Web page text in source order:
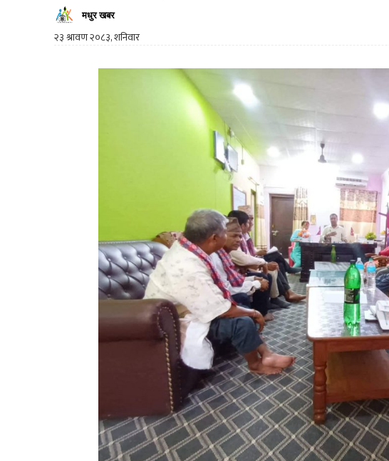
मधुर खबर